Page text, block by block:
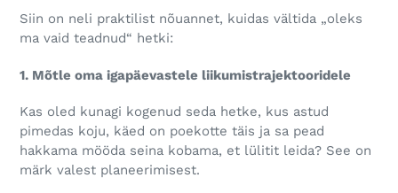
Siin on neli praktilist nõuannet, kuidas vältida „oleks
ma vaid teadnud“ hetki:
1. Mõtle oma igapäevastele liikumistrajektooridele
Kas oled kunagi kogenud seda hetke, kus astud
pimedas koju, käed on poekotte täis ja sa pead
hakkama mööda seina kobama, et lülitit leida? See on
märk valest planeerimisest.